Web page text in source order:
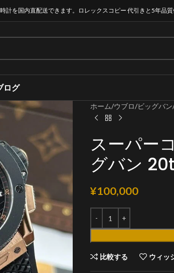
計を国内直配送できます。ロレックスコピー 代引きと5年品
ログ
ホーム ウブロ ビッグバン
スーパー
グバン
¥100,000
比較する ウィッ